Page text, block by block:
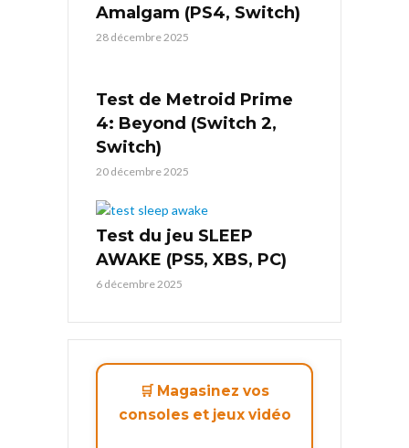
Amalgam (PS4, Switch)
28 décembre 2025
Test de Metroid Prime
4: Beyond (Switch 2,
Switch)
20 décembre 2025
Test du jeu SLEEP
AWAKE (PS5, XBS, PC)
6 décembre 2025
🛒 Magasinez vos
consoles et jeux vidéo